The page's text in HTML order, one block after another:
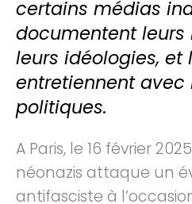
certains médias
documentent leurs
leurs idéologies, et
entretiennent avec
politiques.
A Paris, le 16 février
néonazis attaque un
antifasciste à